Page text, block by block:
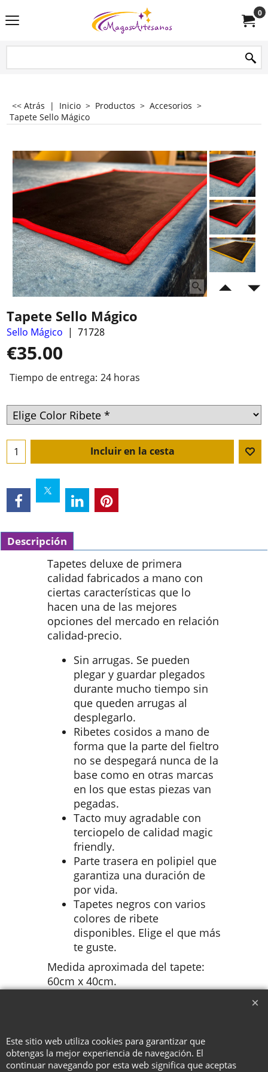
0
<< Atrás | Inicio > Productos > Accesorios >
Tapete Sello Mágico
Tapete Sello Mágico
Sello Mágico 71728
€35.00
Tiempo de entrega: 24 horas
Incluir en la cesta
Descripción
Tapetes deluxe de primera
calidad fabricados a mano con
ciertas características que lo
hacen una de las mejores
opciones del mercado en relación
calidad-precio.
Sin arrugas. Se pueden
plegar y guardar plegados
durante mucho tiempo sin
que queden arrugas al
desplegarlo.
Ribetes cosidos a mano de
forma que la parte del fieltro
no se despegará nunca de la
base como en otras marcas
en los que estas piezas van
pegadas.
Tacto muy agradable con
terciopelo de calidad magic
friendly.
Parte trasera en polipiel que
garantiza una duración de
por vida.
Tapetes negros con varios
colores de ribete
disponibles. Elige el que más
te guste.
Medida aproximada del tapete:
60cm x 40cm.
To create online store ShopFactory eCommerce software was used.
Este sitio web utiliza cookies para garantizar que
obtengas la mejor experiencia de navegación. El
continuar navegando por esta web significa que aceptas